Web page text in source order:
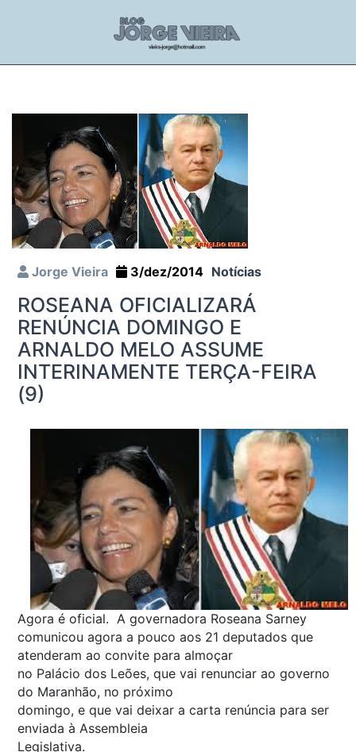
Jorge Vieira 3/dez/2014 Notícias
ROSEANA OFICIALIZARÁ
RENÚNCIA DOMINGO E
ARNALDO MELO ASSUME
INTERINAMENTE TERÇA-FEIRA
(9)
Agora é oficial. A governadora Roseana Sarney
comunicou agora a pouco aos 21 deputados que
atenderam ao convite para almoçar
no Palácio dos Leões, que vai renunciar ao governo
do Maranhão, no próximo
domingo, e que vai deixar a carta renúncia para ser
enviada à Assembleia
Legislativa.